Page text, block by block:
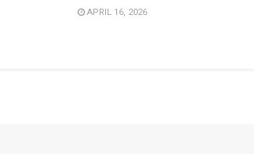
APRIL 16, 2026